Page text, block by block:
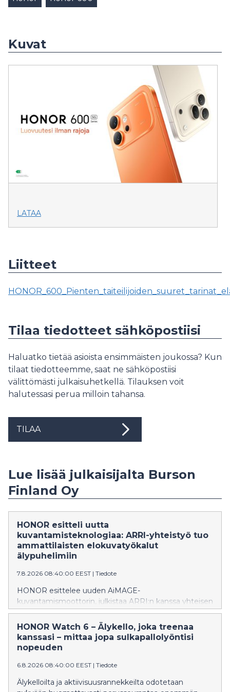
Kuvat
LATAA
Liitteet
Tilaa tiedotteet sähköpostiisi
Haluatko tietää asioista ensimmäisten joukossa? Kun
tilaat tiedotteemme, saat ne sähköpostiisi
välittömästi julkaisuhetkellä. Tilauksen voit
halutessasi perua milloin tahansa.
TILAA
Lue lisää julkaisijalta Burson
Finland Oy
HONOR esitteli uutta
kuvantamisteknologiaa: ARRI-yhteistyö tuo
ammattilaisten elokuvatyökalut
älypuhelimiin
7.8.2026 08:40:00 EEST | Tiedote
HONOR esittelee uuden AiMAGE-
kuvantamismoottorin, julkistaa ARRI:n kanssa yhteisen
kuvantamisteknologian laboratorion sekä tuo ARRI
LogC3-, ARRI Wide Gamut 3- ja ARRI Looks -
ominaisuudet uuteen HONOR Robot Phone
-älypuhelimeen.
HONOR Watch 6 – Älykello, joka treenaa
kanssasi – mittaa jopa sulkapallolyöntisi
nopeuden
6.8.2026 08:40:00 EEST | Tiedote
Älykelloilta ja aktiivisuusrannekkeilta odotetaan